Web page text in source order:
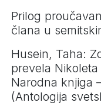
Prilog
člana u
Husein, Taha:
prevela
Narodna knjiga
(Antologija